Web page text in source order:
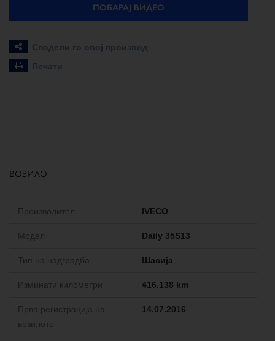
ПОБАРАЈ ВИДЕО
Сподели го овој производ
Печати
возило
Производител IVECO
Модел Daily 35S13
Тип на надградба Шасија
Изминати километри 416.138 km
Прва регистрација на
возилото
14.07.2016